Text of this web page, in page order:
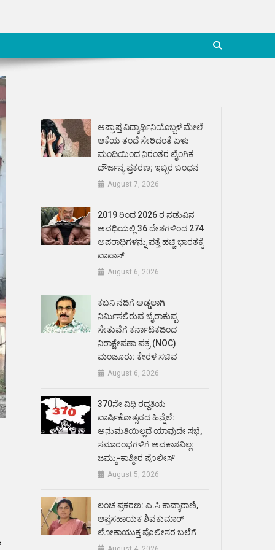
ಅಪ್ರಾಪ್ತ ವಿದ್ಯಾರ್ಥಿನಿಯೊಬ್ಬಳ ಮೇಲೆ
ಆಕೆಯ ತಂದೆ ಸೇರಿದಂತೆ ಏಳು
ಮಂದಿಯಿಂದ ನಿರಂತರ ಲೈಂಗಿಕ
ದೌರ್ಜನ್ಯ ಪ್ರಕರಣ; ಇಬ್ಬರ ಬಂಧನ
August 7, 2026
2019 ರಿಂದ 2026 ರ ನಡುವಿನ
ಅವಧಿಯಲ್ಲಿ 36 ದೇಶಗಳಿಂದ 274
ಅಪರಾಧಿಗಳನ್ನು ಪತ್ತೆ ಹಚ್ಚಿ ಭಾರತಕ್ಕೆ
ವಾಪಾಸ್
August 6, 2026
ಕಬನಿ ನದಿಗೆ ಅಡ್ಡಲಾಗಿ
ನಿರ್ಮಿಸಲಿರುವ ಬೈರಾಕುಪ್ಪ
ಸೇತುವೆಗೆ ಕರ್ನಾಟಕದಿಂದ
ನಿರಾಕ್ಷೇಪಣಾ ಪತ್ರ (NOC)
ಮಂಜೂರು: ಕೇರಳ ಸಚಿವ
August 6, 2026
370ನೇ ವಿಧಿ ರದ್ದತಿಯ
ವಾರ್ಷಿಕೋತ್ಸವದ ಹಿನ್ನೆಲೆ:
ಅನುಮತಿಯಿಲ್ಲದೆ ಯಾವುದೇ ಸಭೆ,
ಸಮಾರಂಭಗಳಿಗೆ ಅವಕಾಶವಿಲ್ಲ:
ಜಮ್ಮು-ಕಾಶ್ಮೀರ ಪೊಲೀಸ್
August 5, 2026
ಲಂಚ ಪ್ರಕರಣ: ಎ.ಸಿ ಕಾವ್ಯಾರಾಣಿ,
ಆಪ್ತಸಹಾಯಕ ಶಿವಕುಮಾರ್‌
ಲೋಕಾಯುಕ್ತ ಪೊಲೀಸರ ಬಲೆಗೆ